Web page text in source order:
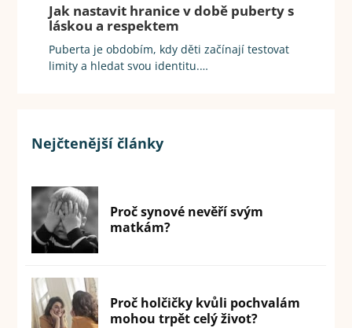
Jak nastavit hranice v době puberty s
láskou a respektem
Puberta je obdobím, kdy děti začínají testovat
limity a hledat svou identitu.…
Nejčtenější články
Proč synové nevěří svým
matkám?
Proč holčičky kvůli pochvalám
mohou trpět celý život?